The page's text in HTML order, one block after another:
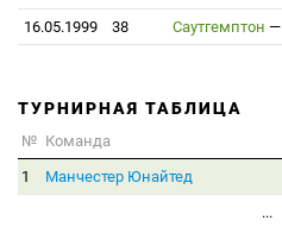
16.05.1999
38 Саутгемптон —
ТУРНИРНАЯ ТАБЛИЦА
№ Команда
1
Манчестер Юнайтед
...